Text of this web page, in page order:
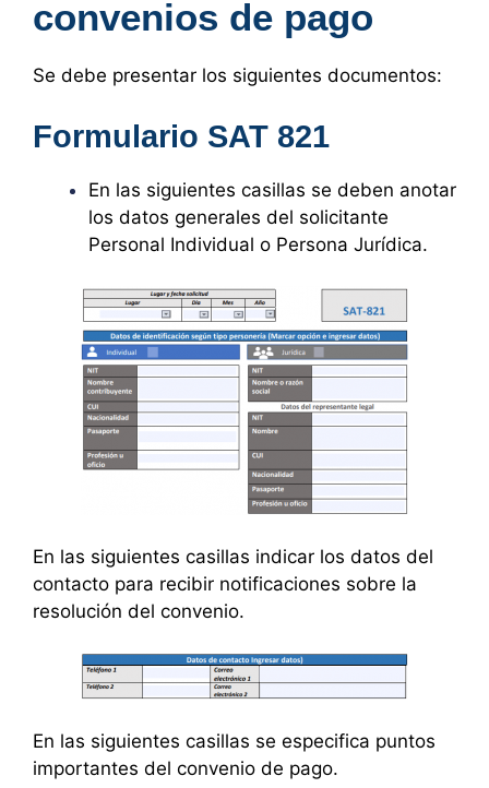
convenios de pago
Se debe presentar los siguientes documentos:
Formulario SAT 821
En las siguientes casillas se deben anotar
los datos generales del solicitante
Personal Individual o Persona Jurídica.
En las siguientes casillas indicar los datos del
contacto para recibir notificaciones sobre la
resolución del convenio.
En las siguientes casillas se especifica puntos
importantes del convenio de pago.